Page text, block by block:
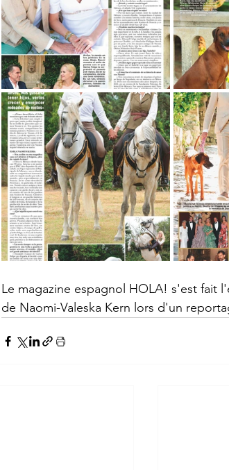
Le magazine espagnol HOLA! s'est fait
de Naomi-Valeska Kern lors d'un